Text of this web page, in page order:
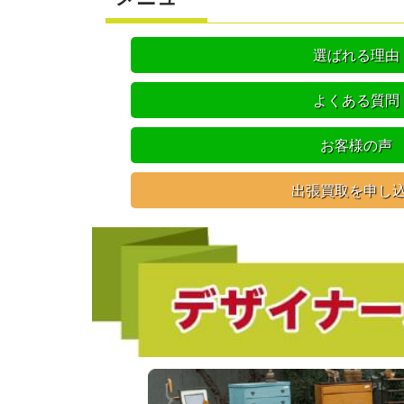
選ばれる理由
よくある質問
お客様の声
出張買取を申し